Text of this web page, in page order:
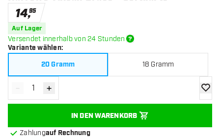
14,95
Auf Lager
Versendet innerhalb von 24 Stunden
Variante wählen:
20 Gramm
18 Gramm
Menge verringern
- Menge erhöhen
+
IN DEN WARENKORB
Zur
Zahlungauf Rechnung